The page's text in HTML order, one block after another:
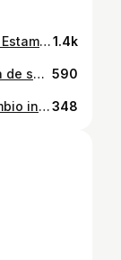
En la compu y en las calles, día a día. Estamos en la recta final por la lucha de la libertad de Bolivia, prohibido aflojar! 🇧🇴1.4k
Un nuevo comienzo. Una nueva etapa de servicio. Hoy recibí oficialmente mi credencial como Diputado Nacional. Es un honor y una enorme responsabilidad que asumo con compromiso y gratitud. Agradezco a todos los que confiaron en mí y me acompañaron en este camino. Prometo trabajar con firmeza y coherencia por una Bolivia más justa, próspera y unida. 590
Por nuestra amada Bolivia! 🇧🇴 El cambio inicia en las urnas!💯 #BoliviaConFuturo #bolivia🇧🇴 #BoliviaUnida #Bolivia #bolivialibre #BoliviaNosNecesita348